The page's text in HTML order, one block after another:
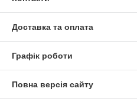
Доставка та оплата
Графік роботи
Повна версія сайту